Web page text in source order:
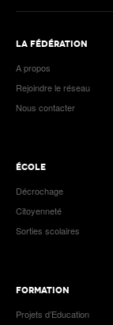
LA FÉDÉRATION
A propos
Rejoindre le réseau
Nous contacter
ÉCOLE
Décrochage
Citoyenneté
Sorties scolaires
FORMATION
Projets d’Education